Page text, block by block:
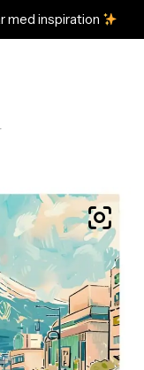
med inspiration